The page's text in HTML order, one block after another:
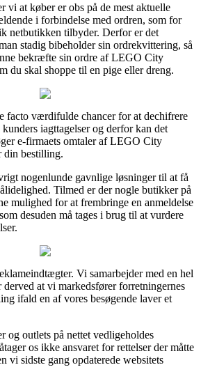
vi at køber er obs på de mest aktuelle
i forbindelse med ordren, som for
netbutikken tilbyder. Derfor er det
stadig bibeholder sin ordrekvittering, så
bekræfte sin ordre af LEGO City
du skal shoppe til en pige eller dreng.
facto værdifulde chancer for at dechifrere
iagttagelser og derfor kan det
e-firmaets omtaler af LEGO City
din bestilling.
nogenlunde gavnlige løsninger til at få
Tilmed er der nogle butikker på
mulighed for at frembringe en anmeldelse
desuden må tages i brug til at vurdere
Vi samarbejder med en hel
derved at vi markedsfører forretningernes
ifald en af vores besøgende laver et
og outlets på nettet vedligeholdes
os ikke ansvaret for rettelser der måtte
vi sidste gang opdaterede websitets